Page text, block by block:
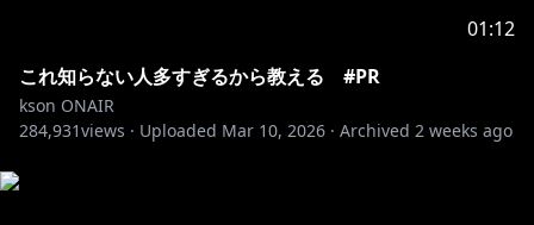
01:12
これ知らない人多すぎるから教える #PR
kson ONAIR
284,931views · Uploaded Mar 10, 2026 · Archived 2 weeks ago